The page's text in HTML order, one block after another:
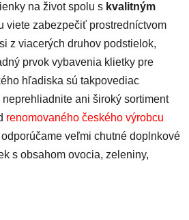
na život spolu s kvalitným
viete zabezpečiť prostredníctvom
z viacerých druhov podstielok,
prvok vybavenia klietky pre
hľadiska sú takpovediac
ani široký sortiment
renomovaného českého výrobcu
veľmi chutné doplnkové
s obsahom ovocia, zeleniny,